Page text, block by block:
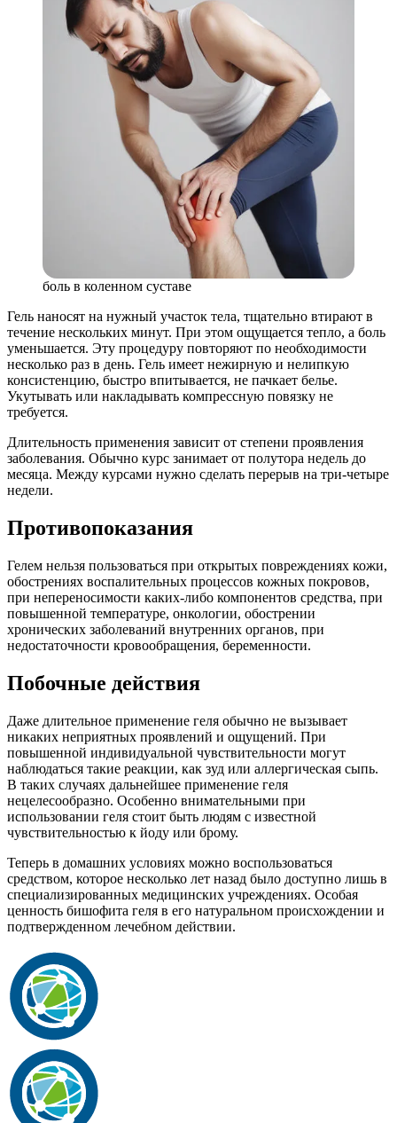
боль в коленном суставе
Гель наносят на нужный участок тела, тщательно втирают в
течение нескольких минут. При этом ощущается тепло, а боль
уменьшается. Эту процедуру повторяют по необходимости
несколько раз в день. Гель имеет нежирную и нелипкую
консистенцию, быстро впитывается, не пачкает белье.
Укутывать или накладывать компрессную повязку не
требуется.
Длительность применения зависит от степени проявления
заболевания. Обычно курс занимает от полутора недель до
месяца. Между курсами нужно сделать перерыв на три-четыре
недели.
Противопоказания
Гелем нельзя пользоваться при открытых повреждениях кожи,
обострениях воспалительных процессов кожных покровов,
при непереносимости каких-либо компонентов средства, при
повышенной температуре, онкологии, обострении
хронических заболеваний внутренних органов, при
недостаточности кровообращения, беременности.
Побочные действия
Даже длительное применение геля обычно не вызывает
никаких неприятных проявлений и ощущений. При
повышенной индивидуальной чувствительности могут
наблюдаться такие реакции, как зуд или аллергическая сыпь.
В таких случаях дальнейшее применение геля
нецелесообразно. Особенно внимательными при
использовании геля стоит быть людям с известной
чувствительностью к йоду или брому.
Теперь в домашних условиях можно воспользоваться
средством, которое несколько лет назад было доступно лишь в
специализированных медицинских учреждениях. Особая
ценность бишофита геля в его натуральном происхождении и
подтвержденном лечебном действии.